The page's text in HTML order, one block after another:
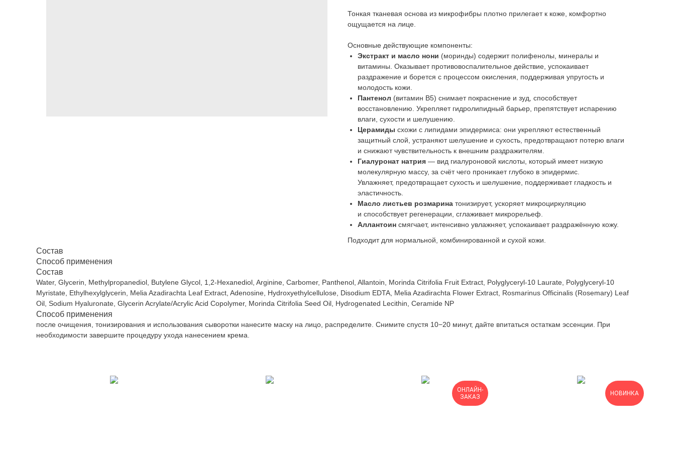
Тонкая тканевая основа из микрофибры плотно прилегает к коже, комфортно
ощущается на лице.
Основные действующие компоненты:
Экстракт и масло нони (моринды) содержит полифенолы, минералы и
витамины. Оказывает противовоспалительное действие, успокаивает
раздражение и борется с процессом окисления, поддерживая упругость и
молодость кожи.
Пантенол (витамин B5) снимает покраснение и зуд, способствует
восстановлению. Укрепляет гидролипидный барьер, препятствует испарению
влаги, сухости и шелушению.
Церамиды схожи с липидами эпидермиса: они укрепляют естественный
защитный слой, устраняют шелушение и сухость, предотвращают потерю влаги
и снижают чувствительность к внешним раздражителям.
Гиалуронат натрия — вид гиалуроновой кислоты, который имеет низкую
молекулярную массу, за счёт чего проникает глубоко в эпидермис.
Увлажняет, предотвращает сухость и шелушение, поддерживает гладкость и
эластичность.
Масло листьев розмарина тонизирует, ускоряет микроциркуляцию
и способствует регенерации, сглаживает микрорельеф.
Аллантоин смягчает, интенсивно увлажняет, успокаивает раздражённую кожу.
Подходит для нормальной, комбинированной и сухой кожи.
Состав
Способ применения
Состав
Water, Glycerin, Methylpropanediol, Butylene Glycol, 1,2-Hexanediol, Arginine, Carbomer, Panthenol, Allantoin, Morinda Citrifolia Fruit Extract, Polyglyceryl-10 Laurate, Polyglyceryl-10
Myristate, Ethylhexylglycerin, Melia Azadirachta Leaf Extract, Adenosine, Hydroxyethylcellulose, Disodium EDTA, Melia Azadirachta Flower Extract, Rosmarinus Officinalis (Rosemary) Leaf
Oil, Sodium Hyaluronate, Glycerin Acrylate/Acrylic Acid Copolymer, Morinda Citrifolia Seed Oil, Hydrogenated Lecithin, Ceramide NP
Способ применения
после очищения, тонизирования и использования сыворотки нанесите маску на лицо, распределите. Снимите спустя 10−20 минут, дайте впитаться остаткам эссенции. При
необходимости завершите процедуру ухода нанесением крема.
ОНЛАЙН-
ЗАКАЗ
НОВИНКА